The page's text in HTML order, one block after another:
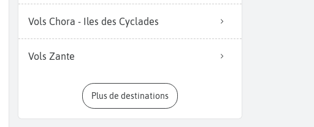
Vols Chora - Iles des Cyclades
Vols Zante
Plus de destinations